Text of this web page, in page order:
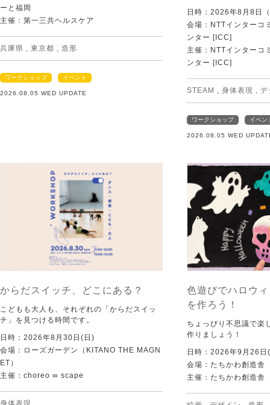
ーと福岡
主催：第一三共ヘルスケア
兵庫県 東京都 造形
ワークショップ イベント
2026.08.05 WED UPDATE
日時：2026年8月8日
会場：NTTインターコ
ンター [ICC]
主催：NTTインターコ
ンター [ICC]
STEAM 身体表現 デ
ワークショップ イベン
2026.08.05 WED
からだスイッチ、どこにある？
こどもも大人も、それぞれの「からだスイッ
チ」を見つける時間です。
日時：2026年8月30日(日)
会場：ローズガーデン（KITANO THE MAGN
ET）
主催：choreo ∞ scape
身体表現
色遊びでハロウ
を作ろう！
ちょっぴり不思議で楽
作りましょう！
日時：2026年9月26日
会場：たちかわ創造舎
主催：たちかわ創造舎